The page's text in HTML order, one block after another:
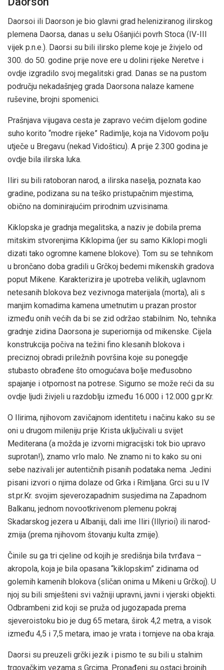
Daorsoi ili Daorson je bio glavni grad heleniziranog ilirskog
plemena Daorsa, danas u selu Ošanjići povrh Stoca (IV-III
vijek p.n.e.). Daorsi su bili ilirsko pleme koje je živjelo od
300. do 50. godine prije nove ere u dolini rijeke Neretve i
ovdje izgradilo svoj megalitski grad. Danas se na pustom
području nekadašnjeg grada Daorsona nalaze kamene
ruševine, brojni spomenici.
Prašnjava vijugava cesta je zapravo većim dijelom godine
suho korito “modre rijeke” Radimlje, koja na Vidovom polju
utječe u Bregavu (nekad Vidošticu). A prije 2.300 godina je
ovdje bila ilirska luka.
Iliri su bili ratoboran narod, a ilirska naselja, poznata kao
gradine, podizana su na teško pristupačnim mjestima,
obično na dominirajućim prirodnim uzvisinama.
Kiklopska je gradnja megalitska, a naziv je dobila prema
mitskim stvorenjima Kiklopima (jer su samo Kiklopi mogli
dizati tako ogromne kamene blokove). Tom su se tehnikom
u brončano doba gradili u Grčkoj bedemi mikenskih gradova
poput Mikene. Karakterizira je upotreba velikih, uglavnom
netesanih blokova bez vezivnoga materijala (morta), ali s
manjim komadima kamena umetnutim u prazan prostor
između onih većih da bi se zid održao stabilnim. No, tehnika
gradnje zidina Daorsona je superiornija od mikenske. Cijela
konstrukcija počiva na težini fino klesanih blokova i
preciznoj obradi priležnih površina koje su ponegdje
stubasto obrađene što omogućava bolje međusobno
spajanje i otpornost na potrese. Sigurno se može reći da su
ovdje ljudi živjeli u razdoblju između 16.000 i 12.000 g.pr.Kr.
O Ilirima, njihovom zavičajnom identitetu i načinu kako su se
oni u drugom mileniju prije Krista uključivali u svijet
Mediterana (a možda je izvorni migracijski tok bio upravo
suprotan!), znamo vrlo malo. Ne znamo ni to kako su oni
sebe nazivali jer autentičnih pisanih podataka nema. Jedini
pisani izvori o njima dolaze od Grka i Rimljana. Grci su u IV
st.pr.Kr. svojim sjeverozapadnim susjedima na Zapadnom
Balkanu, jednom novootkrivenom plemenu pokraj
Skadarskog jezera u Albaniji, dali ime Iliri (Illyrioi) ili narod-
zmija (prema njihovom štovanju kulta zmije).
Činile su ga tri cjeline od kojih je središnja bila tvrđava –
akropola, koja je bila opasana “kiklopskim” zidinama od
golemih kamenih blokova (sličan onima u Mikeni u Grčkoj). U
njoj su bili smješteni svi važniji upravni, javni i vjerski objekti.
Odbrambeni zid koji se pruža od jugozapada prema
sjeveroistoku bio je dug 65 metara, širok 4,2 metra, a visok
između 4,5 i 7,5 metara, imao je vrata i tornjeve na oba kraja.
Daorsi su preuzeli grčki jezik i pismo te su bili u stalnim
trgovačkim vezama s Grcima. Pronađeni su ostaci brojnih